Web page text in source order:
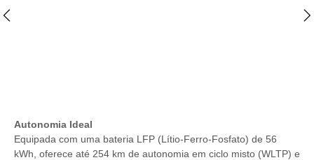
Autonomia Ideal
Equipada com uma bateria LFP (Lítio-Ferro-Fosfato) de 56
kWh, oferece até 254 km de autonomia em ciclo misto (WLTP) e